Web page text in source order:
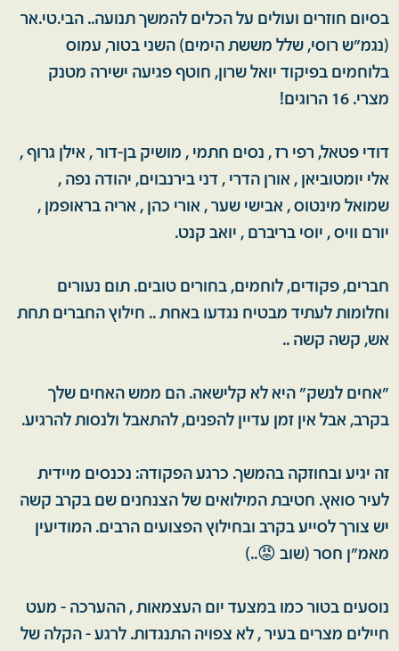
בסיום חוזרים ועולים על הכלים להמשך תנועה.. הבי.טי.אר
(נגמ״ש רוסי, שלל מששת הימים) השני בטור, עמוס
בלוחמים בפיקוד יואל שרון, חוטף פגיעה ישירה מטנק
מצרי. 16 הרוגים!
דודי פטאל, רפי רז , נסים חתמי , מושיק בן-דור , אילן גרוף ,
אלי יומטוביאן , אורן הדרי , דני בירנבוים, יהודה נפה ,
שמואל מינטוס , אבישי שער , אורי כהן , אריה בראופמן ,
יורם וויס , יוסי בריברם , יואב קנט.
חברים, פקודים, לוחמים, בחורים טובים. תום נעורים
וחלומות לעתיד מבטיח נגדעו באחת .. חילוץ החברים תחת
אש, קשה קשה ..
״אחים לנשק״ היא לא קלישאה. הם ממש האחים שלך
בקרב, אבל אין זמן עדיין להפנים, להתאבל ולנסות להרגיע.
זה יגיע ובחוזקה בהמשך. כרגע הפקודה: נכנסים מיידית
לעיר סואץ. חטיבת המילואים של הצנחנים שם בקרב קשה
יש צורך לסייע בקרב ובחילוץ הפצועים הרבים. המודיעין
מאמ״ן חסר (שוב 😡..)
נוסעים בטור כמו במצעד יום העצמאות , ההערכה - מעט
חיילים מצרים בעיר , לא צפויה התנגדות. לרגע - הקלה של